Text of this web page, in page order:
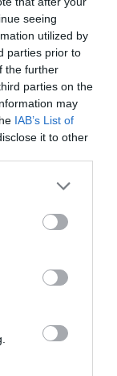
seeing
utilized by
parties prior to
the further
parties on the
may
IAB’s List of
it to other
στη
από
σε πιο
ροδακινί